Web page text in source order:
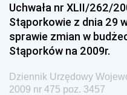
Dziennik Urzędowy
Dziennik Urzędowy
Dziennik Urzędowy
Dziennik Urzędowy
Kolejowego
Uchwała nr XLII/262/
Stąporkowie z dnia 29
sprawie zmian w
Stąporków na 2009r.
Dziennik Urzędowy
2009 nr 475 poz. 3457